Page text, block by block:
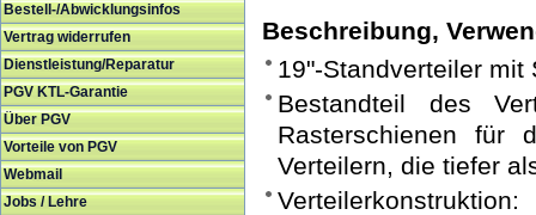
Bestell-/Abwicklungsinfos
Vertrag widerrufen
Dienstleistung/Reparatur
PGV KTL-Garantie
Über PGV
Vorteile von PGV
Webmail
Jobs / Lehre
Beschreibung,
19"-Standverteiler mit
Bestandteil des
Rasterschienen für
Verteilern, die tiefer
Verteilerkonstruktion: